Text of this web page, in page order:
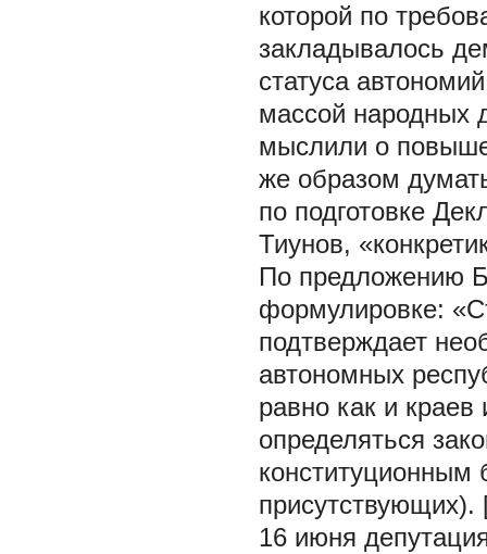
которой по
закладывалось
статуса
массой народных
мыслили о
же образом
по подготовке
Тиунов,
По предложению
формулировке:
подтверждает
автономных
равно как и
определяться
конституционным
16 июня